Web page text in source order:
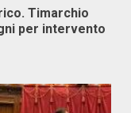
Timarchio
per intervento